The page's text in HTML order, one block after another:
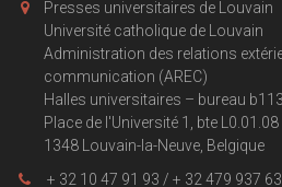
Presses universitaires de Louvain
Université catholique de Louvain
Administration des relations
communication (AREC)
Halles universitaires – bureau b113
Place de l'Université 1, bte L0.01.08
1348 Louvain-la-Neuve, Belgique
+ 32 10 47 91 93 / + 32 479 937